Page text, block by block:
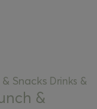
Snacks Drinks &
&